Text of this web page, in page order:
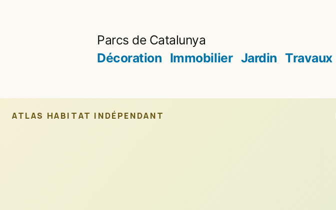
Parcs de Catalunya
Décoration Immobilier Jardin Travaux
ATLAS HABITAT INDÉPENDANT